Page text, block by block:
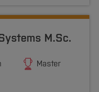
M.Sc.
Master